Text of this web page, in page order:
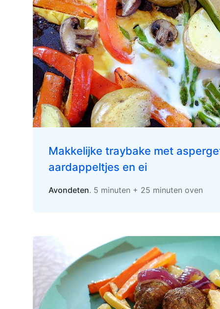
Makkelijke traybake met
aardappeltjes en ei
Avondeten. 5 minuten + 25 minuten oven